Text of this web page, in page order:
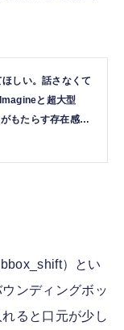
しい。話さなくて
と超大型
もたらす存在感
）とい
ンディングボッ
ると口元が少し